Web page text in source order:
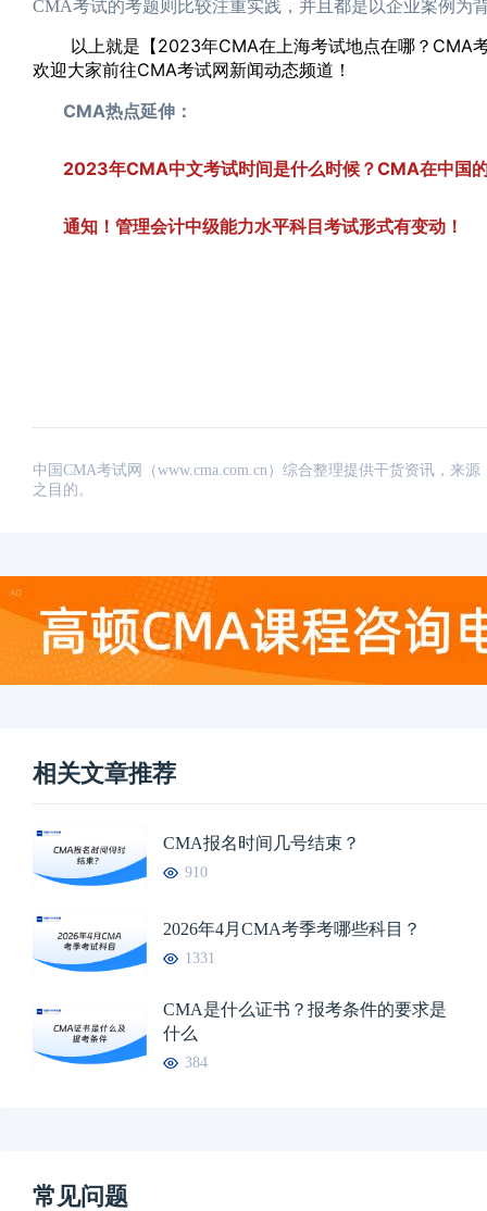
CMA考试的考题则比较注重实践，并且都是以企业案例为
以上就是【2023年CMA在上海考试地点在哪？CMA考
欢迎大家前往CMA考试网新闻动态频道！
CMA热点延伸：
2023年CMA中文考试时间是什么时候？CMA在中国
通知！管理会计中级能力水平科目考试形式有变动！
中国CMA考试网（www.cma.com.cn）综合整理提供干货资讯，来
之目的。
相关文章推荐
CMA报名时间几号结束？
910
2026年4月CMA考季考哪些科目？
1331
CMA是什么证书？报考条件的要求是
什么
384
常见问题